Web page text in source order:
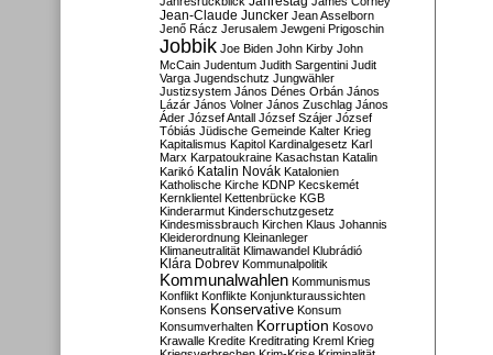
Jean-Claude Juncker Jean Asselborn
Jenő Rácz Jerusalem Jewgeni Prigoschin
Jobbik Joe Biden John Kirby John
McCain Judentum Judith Sargentini Judit
Varga Jugendschutz Jungwähler
Justizsystem János Dénes Orbán János
Lázár János Volner János Zuschlag János
Áder József Antall József Szájer József
Tóbiás Jüdische Gemeinde Kalter Krieg
Kapitalismus Kapitol Kardinalgesetz Karl
Marx Karpatoukraine Kasachstan Katalin
Karikó Katalin Novák Katalonien
Katholische Kirche KDNP Kecskemét
Kernklientel Kettenbrücke KGB
Kinderarmut Kinderschutzgesetz
Kindesmissbrauch Kirchen Klaus Johannis
Kleiderordnung Kleinanleger
Klimaneutralität Klimawandel Klubrádió
Klára Dobrev Kommunalpolitik
Kommunalwahlen Kommunismus
Konflikt Konflikte Konjunkturaussichten
Konsens Konservative Konsum
Konsumverhalten Korruption Kosovo
Krawalle Kredite Kreditrating Kreml Krieg